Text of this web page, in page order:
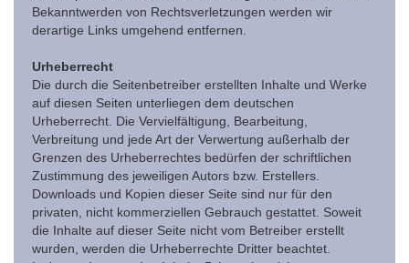
Bekanntwerden von Rechtsverletzungen werden wir
derartige Links umgehend entfernen.
Urheberrecht
Die durch die Seitenbetreiber erstellten Inhalte und Werke
auf diesen Seiten unterliegen dem deutschen
Urheberrecht. Die Vervielfältigung, Bearbeitung,
Verbreitung und jede Art der Verwertung außerhalb der
Grenzen des Urheberrechtes bedürfen der schriftlichen
Zustimmung des jeweiligen Autors bzw. Erstellers.
Downloads und Kopien dieser Seite sind nur für den
privaten, nicht kommerziellen Gebrauch gestattet. Soweit
die Inhalte auf dieser Seite nicht vom Betreiber erstellt
wurden, werden die Urheberrechte Dritter beachtet.